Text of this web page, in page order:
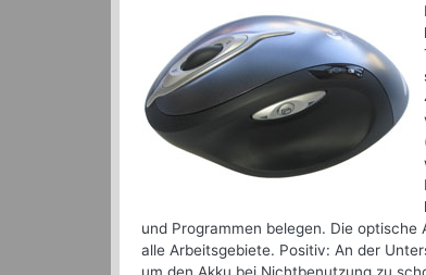
und Programmen belegen. Die
alle Arbeitsgebiete. Positiv: An der